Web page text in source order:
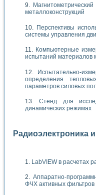
металлоконструкций
Перспективы
системы управления
Компьютерные
испытаний материалов
Испытательно-
определения
параметров силовых
Стенд для
динамических режимах
Радиоэлектроника
LabVIEW в расчетах
Аппаратно-
ФЧХ активных фильтров